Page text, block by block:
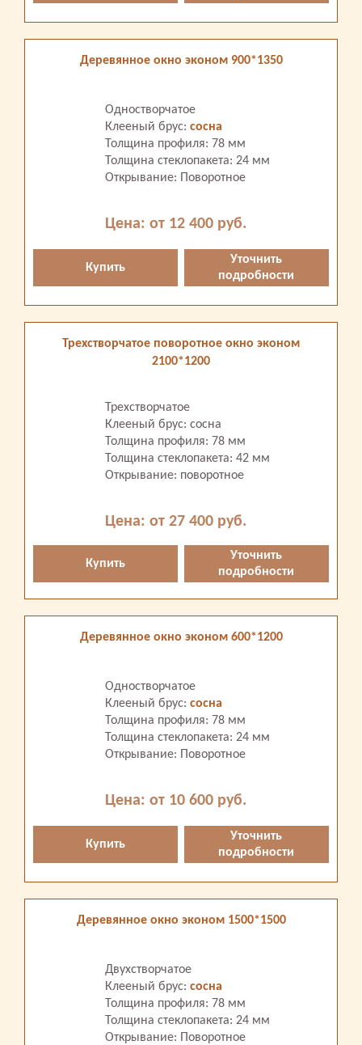
Деревянное окно эконом 900*1350
Одностворчатое
Клееный брус: сосна
Толщина профиля: 78 мм
Толщина стеклопакета: 24 мм
Открывание: Поворотное
Цена: от 12 400 руб.
Купить
Уточнить
подробности
Трехстворчатое поворотное окно эконом
2100*1200
Трехстворчатое
Клееный брус: сосна
Толщина профиля: 78 мм
Толщина стеклопакета: 42 мм
Открывание: поворотное
Цена: от 27 400 руб.
Купить
Уточнить
подробности
Деревянное окно эконом 600*1200
Одностворчатое
Клееный брус: сосна
Толщина профиля: 78 мм
Толщина стеклопакета: 24 мм
Открывание: Поворотное
Цена: от 10 600 руб.
Купить
Уточнить
подробности
Деревянное окно эконом 1500*1500
Двухстворчатое
Клееный брус: сосна
Толщина профиля: 78 мм
Толщина стеклопакета: 24 мм
Открывание: Поворотное